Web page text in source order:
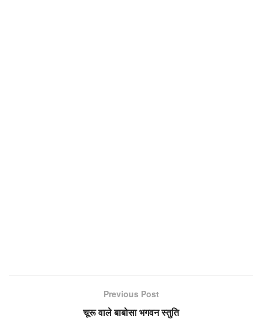
Previous Post
चूरू वाले बाबोसा भगवन स्तुति